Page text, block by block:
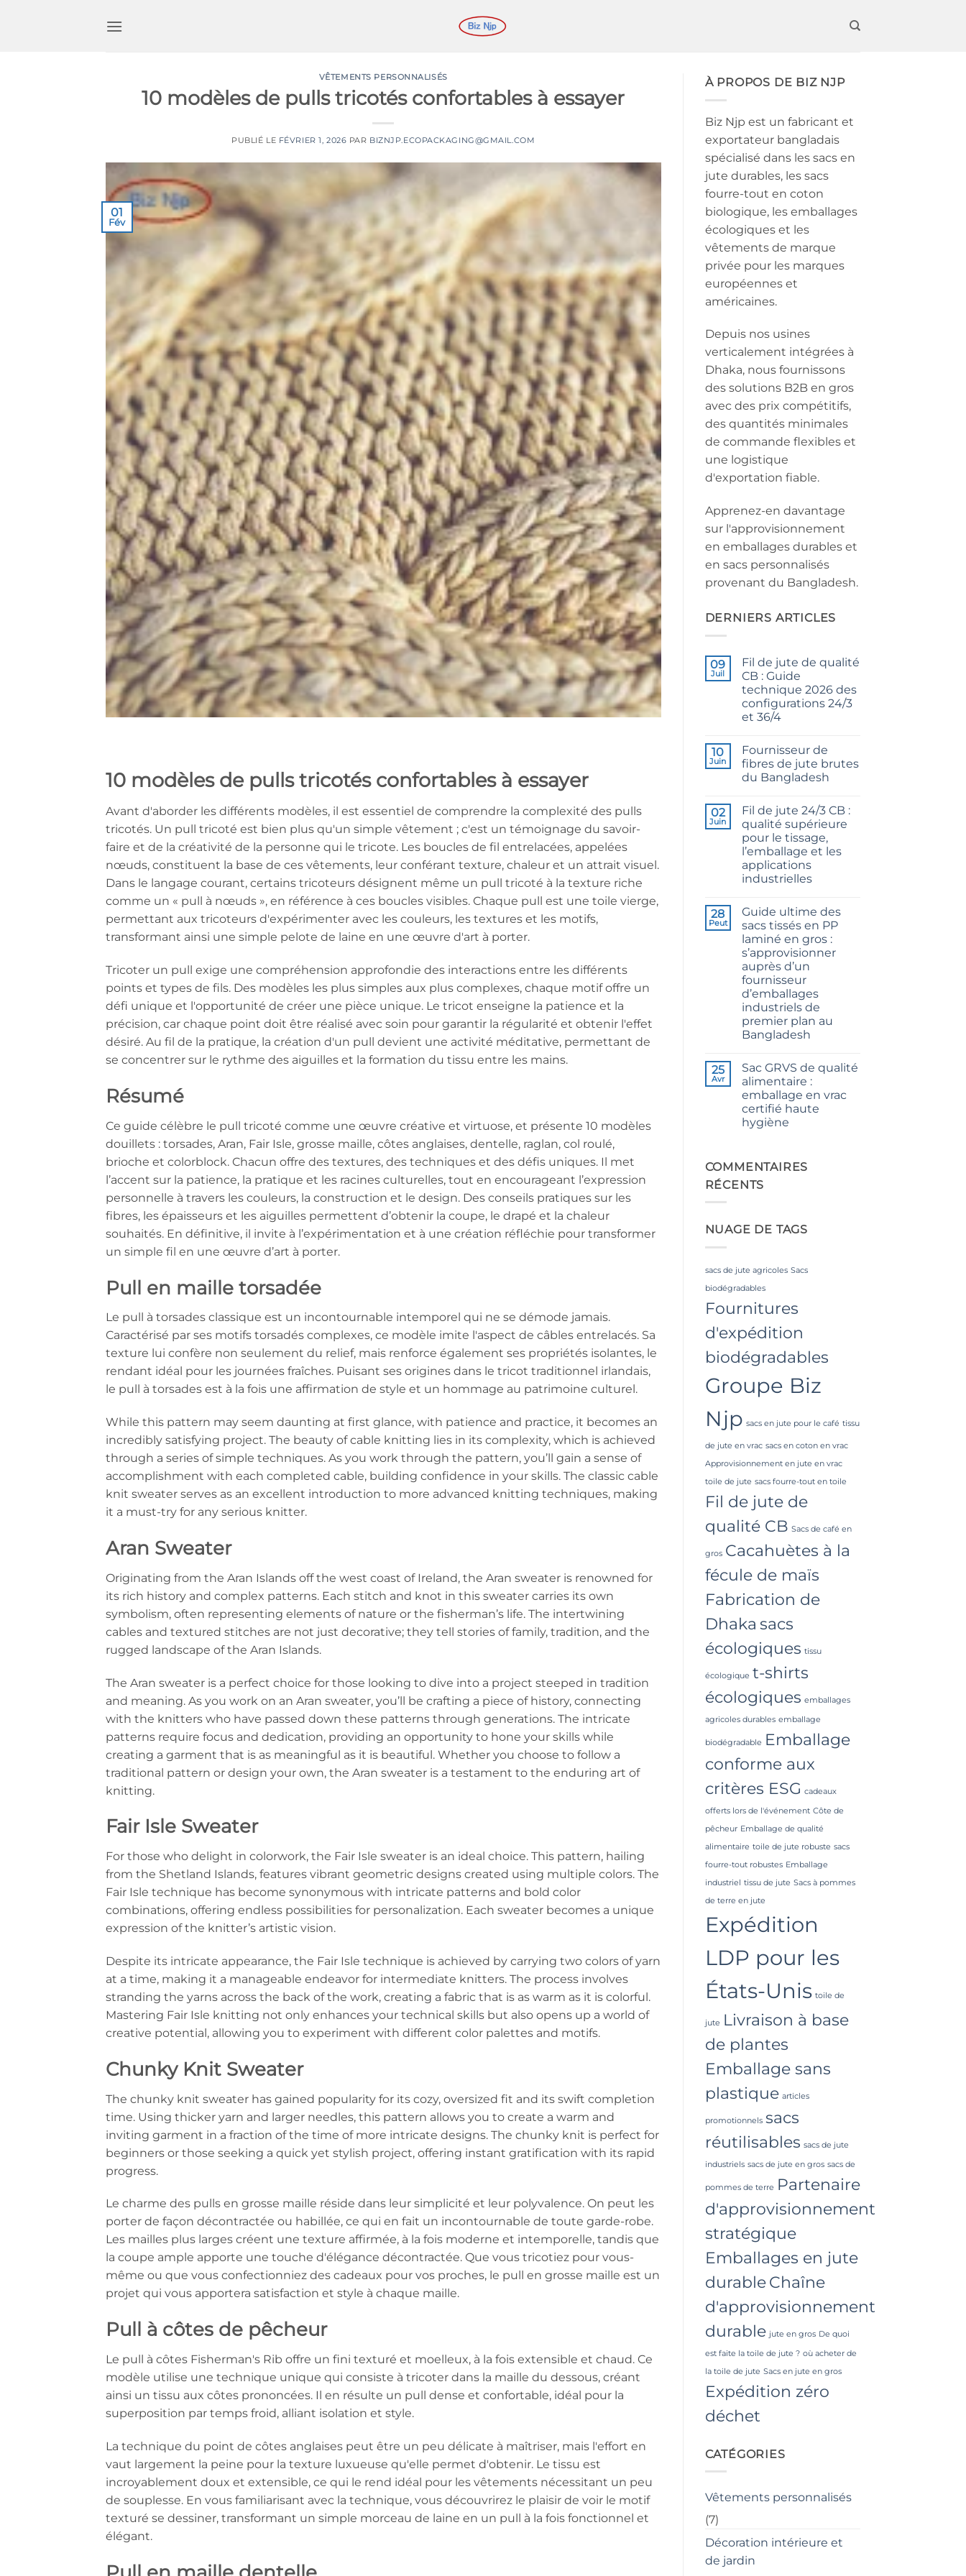
VÊTEMENTS PERSONNALISÉS
10 modèles de pulls tricotés confortables à essayer
PUBLIÉ LE FÉVRIER 1, 2026 PAR BIZNJP.ECOPACKAGING@GMAIL.COM
01
Fév
10 modèles de pulls tricotés confortables à essayer
Avant d'aborder les différents modèles, il est essentiel de comprendre la complexité des pulls
tricotés. Un pull tricoté est bien plus qu'un simple vêtement ; c'est un témoignage du savoir-
faire et de la créativité de la personne qui le tricote. Les boucles de fil entrelacées, appelées
nœuds, constituent la base de ces vêtements, leur conférant texture, chaleur et un attrait visuel.
Dans le langage courant, certains tricoteurs désignent même un pull tricoté à la texture riche
comme un « pull à nœuds », en référence à ces boucles visibles. Chaque pull est une toile vierge,
permettant aux tricoteurs d'expérimenter avec les couleurs, les textures et les motifs,
transformant ainsi une simple pelote de laine en une œuvre d'art à porter.
Tricoter un pull exige une compréhension approfondie des interactions entre les différents
points et types de fils. Des modèles les plus simples aux plus complexes, chaque motif offre un
défi unique et l'opportunité de créer une pièce unique. Le tricot enseigne la patience et la
précision, car chaque point doit être réalisé avec soin pour garantir la régularité et obtenir l'effet
désiré. Au fil de la pratique, la création d'un pull devient une activité méditative, permettant de
se concentrer sur le rythme des aiguilles et la formation du tissu entre les mains.
Résumé
Ce guide célèbre le pull tricoté comme une œuvre créative et virtuose, et présente 10 modèles
douillets : torsades, Aran, Fair Isle, grosse maille, côtes anglaises, dentelle, raglan, col roulé,
brioche et colorblock. Chacun offre des textures, des techniques et des défis uniques. Il met
l’accent sur la patience, la pratique et les racines culturelles, tout en encourageant l’expression
personnelle à travers les couleurs, la construction et le design. Des conseils pratiques sur les
fibres, les épaisseurs et les aiguilles permettent d’obtenir la coupe, le drapé et la chaleur
souhaités. En définitive, il invite à l’expérimentation et à une création réfléchie pour transformer
un simple fil en une œuvre d’art à porter.
Pull en maille torsadée
Le pull à torsades classique est un incontournable intemporel qui ne se démode jamais.
Caractérisé par ses motifs torsadés complexes, ce modèle imite l'aspect de câbles entrelacés. Sa
texture lui confère non seulement du relief, mais renforce également ses propriétés isolantes, le
rendant idéal pour les journées fraîches. Puisant ses origines dans le tricot traditionnel irlandais,
le pull à torsades est à la fois une affirmation de style et un hommage au patrimoine culturel.
While this pattern may seem daunting at first glance, with patience and practice, it becomes an
incredibly satisfying project. The beauty of cable knitting lies in its complexity, which is achieved
through a series of simple techniques. As you work through the pattern, you’ll gain a sense of
accomplishment with each completed cable, building confidence in your skills. The classic cable
knit sweater serves as an excellent introduction to more advanced knitting techniques, making
it a must-try for any serious knitter.
Aran Sweater
Originating from the Aran Islands off the west coast of Ireland, the Aran sweater is renowned for
its rich history and complex patterns. Each stitch and knot in this sweater carries its own
symbolism, often representing elements of nature or the fisherman’s life. The intertwining
cables and textured stitches are not just decorative; they tell stories of family, tradition, and the
rugged landscape of the Aran Islands.
The Aran sweater is a perfect choice for those looking to dive into a project steeped in tradition
and meaning. As you work on an Aran sweater, you’ll be crafting a piece of history, connecting
with the knitters who have passed down these patterns through generations. The intricate
patterns require focus and dedication, providing an opportunity to hone your skills while
creating a garment that is as meaningful as it is beautiful. Whether you choose to follow a
traditional pattern or design your own, the Aran sweater is a testament to the enduring art of
knitting.
Fair Isle Sweater
For those who delight in colorwork, the Fair Isle sweater is an ideal choice. This pattern, hailing
from the Shetland Islands, features vibrant geometric designs created using multiple colors. The
Fair Isle technique has become synonymous with intricate patterns and bold color
combinations, offering endless possibilities for personalization. Each sweater becomes a unique
expression of the knitter’s artistic vision.
Despite its intricate appearance, the Fair Isle technique is achieved by carrying two colors of yarn
at a time, making it a manageable endeavor for intermediate knitters. The process involves
stranding the yarns across the back of the work, creating a fabric that is as warm as it is colorful.
Mastering Fair Isle knitting not only enhances your technical skills but also opens up a world of
creative potential, allowing you to experiment with different color palettes and motifs.
Chunky Knit Sweater
The chunky knit sweater has gained popularity for its cozy, oversized fit and its swift completion
time. Using thicker yarn and larger needles, this pattern allows you to create a warm and
inviting garment in a fraction of the time of more intricate designs. The chunky knit is perfect for
beginners or those seeking a quick yet stylish project, offering instant gratification with its rapid
progress.
Le charme des pulls en grosse maille réside dans leur simplicité et leur polyvalence. On peut les
porter de façon décontractée ou habillée, ce qui en fait un incontournable de toute garde-robe.
Les mailles plus larges créent une texture affirmée, à la fois moderne et intemporelle, tandis que
la coupe ample apporte une touche d'élégance décontractée. Que vous tricotiez pour vous-
même ou que vous confectionniez des cadeaux pour vos proches, le pull en grosse maille est un
projet qui vous apportera satisfaction et style à chaque maille.
Pull à côtes de pêcheur
Le pull à côtes Fisherman's Rib offre un fini texturé et moelleux, à la fois extensible et chaud. Ce
modèle utilise une technique unique qui consiste à tricoter dans la maille du dessous, créant
ainsi un tissu aux côtes prononcées. Il en résulte un pull dense et confortable, idéal pour la
superposition par temps froid, alliant isolation et style.
La technique du point de côtes anglaises peut être un peu délicate à maîtriser, mais l'effort en
vaut largement la peine pour la texture luxueuse qu'elle permet d'obtenir. Le tissu est
incroyablement doux et extensible, ce qui le rend idéal pour les vêtements nécessitant un peu
de souplesse. En vous familiarisant avec la technique, vous découvrirez le plaisir de voir le motif
texturé se dessiner, transformant un simple morceau de laine en un pull à la fois fonctionnel et
élégant.
À PROPOS DE BIZ NJP
Biz Njp est un fabricant et
exportateur bangladais
spécialisé dans les sacs en
jute durables, les sacs
fourre-tout en coton
biologique, les emballages
écologiques et les
vêtements de marque
privée pour les marques
européennes et
américaines.
Depuis nos usines
verticalement intégrées à
Dhaka, nous fournissons
des solutions B2B en gros
avec des prix compétitifs,
des quantités minimales
de commande flexibles et
une logistique
d'exportation fiable.
Apprenez-en davantage
sur l'approvisionnement
en emballages durables et
en sacs personnalisés
provenant du Bangladesh.
DERNIERS ARTICLES
09
Juil
Fil de jute de qualité
CB : Guide
technique 2026 des
configurations 24/3
et 36/4
sur
CB
Grade
Jute
Technical
2026
Guide
to
24/3
and
36/4
Configurations
10
Juin
Fournisseur de
fibres de jute brutes
du Bangladesh
sur
Jute
Fibre
Supplier
Bangladesh
02
Juin
Fil de jute 24/3 CB :
qualité supérieure
pour le tissage,
l’emballage et les
applications
industrielles
sur
CB
Grade
Jute
Yarn:
Premium
Quality
for
Weaving,
Packaging
and
Industrial
Applications
28
Peut
Guide ultime des
sacs tissés en PP
laminé en gros :
s’approvisionner
auprès d’un
fournisseur
d’emballages
industriels de
premier plan au
Bangladesh
sur
The
Ultimate
Guide
to
Laminated
PP
Woven
Sourcing
from
a
Premier
in
Bangladesh
25
Avr
Sac GRVS de qualité
alimentaire :
emballage en vrac
certifié haute
hygiène
Food
Grade
FIBC
Bag:
Bulk
COMMENTAIRES
RÉCENTS
NUAGE DE TAGS
sacs de jute agricoles Sacs
biodégradables
Fournitures
d'expédition
biodégradables
Groupe Biz
Njp sacs en jute pour le café tissu
de jute en vrac sacs en coton en vrac
Approvisionnement en jute en vrac
toile de jute sacs fourre-tout en toile
Fil de jute de
qualité CB Sacs de café en
gros Cacahuètes à la
fécule de maïs
Fabrication de
Dhaka sacs
écologiques tissu
écologique t-shirts
écologiques emballages
agricoles durables emballage
biodégradable Emballage
conforme aux
critères ESG cadeaux
offerts lors de l'événement Côte de
pêcheur Emballage de qualité
alimentaire toile de jute robuste sacs
fourre-tout robustes Emballage
industriel tissu de jute Sacs à pommes
de terre en jute
Expédition
LDP pour les
États-Unis toile de
jute Livraison à base
de plantes
Emballage sans
plastique articles
promotionnels sacs
réutilisables sacs de jute
industriels sacs de jute en gros sacs de
pommes de terre Partenaire
d'approvisionnement
stratégique
Emballages en jute
durable Chaîne
d'approvisionnement
durable jute en gros De quoi
est faite la toile de jute ? où acheter de
la toile de jute Sacs en jute en gros
Expédition zéro
déchet
CATÉGORIES
Vêtements personnalisés
(7)
Décoration intérieure et
de jardin